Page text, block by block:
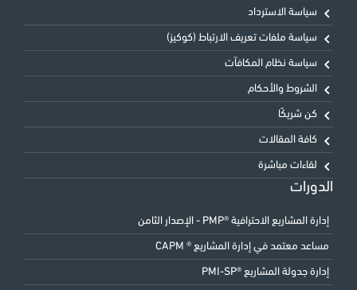
سياسة الاسترداد
سياسة ملفات تعريف الارتباط (كوكيز)
سياسة نظام المكافآت
الشروط والأحكام
كن شريكًا
كافة المقالات
لقاءات مباشرة
الدورات
إدارة المشاريع الاحترافية ®PMP - الإصدار الثامن
مساعد معتمد في إدارة المشاريع ® CAPM
إدارة جدولة المشاريع ®PMI-SP